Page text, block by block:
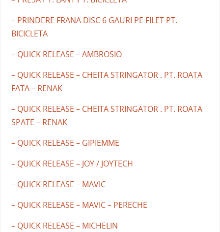
– PRINDERE FRANA DISC 6 GAURI PE FILET PT.
BICICLETA
– QUICK RELEASE – AMBROSIO
– QUICK RELEASE – CHEITA STRINGATOR . PT. ROATA
FATA – RENAK
– QUICK RELEASE – CHEITA STRINGATOR . PT. ROATA
SPATE – RENAK
– QUICK RELEASE – GIPIEMME
– QUICK RELEASE – JOY / JOYTECH
– QUICK RELEASE – MAVIC
– QUICK RELEASE – MAVIC – PERECHE
– QUICK RELEASE – MICHELIN